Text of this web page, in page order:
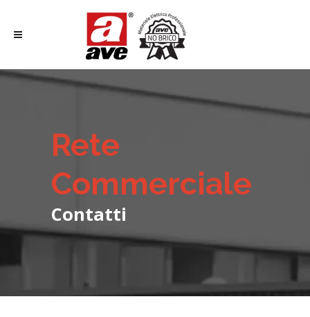
Rete
Commerciale
Contatti